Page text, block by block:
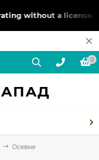
without a license.To
0
Осевые